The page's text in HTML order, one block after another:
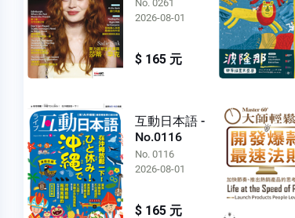
No. 0261
2026-08-01
$ 165 元
互動日本語 -
No.0116
No. 0116
2026-08-01
$ 165 元